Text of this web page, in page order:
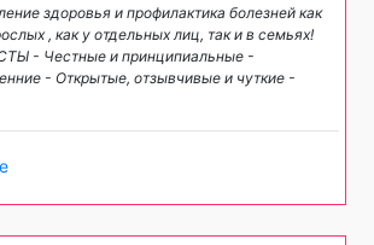
здоровья и профилактика болезней как
, как у отдельных лиц, так и в семьях!
- Честные и принципиальные -
- Открытые, отзывчивые и чуткие -